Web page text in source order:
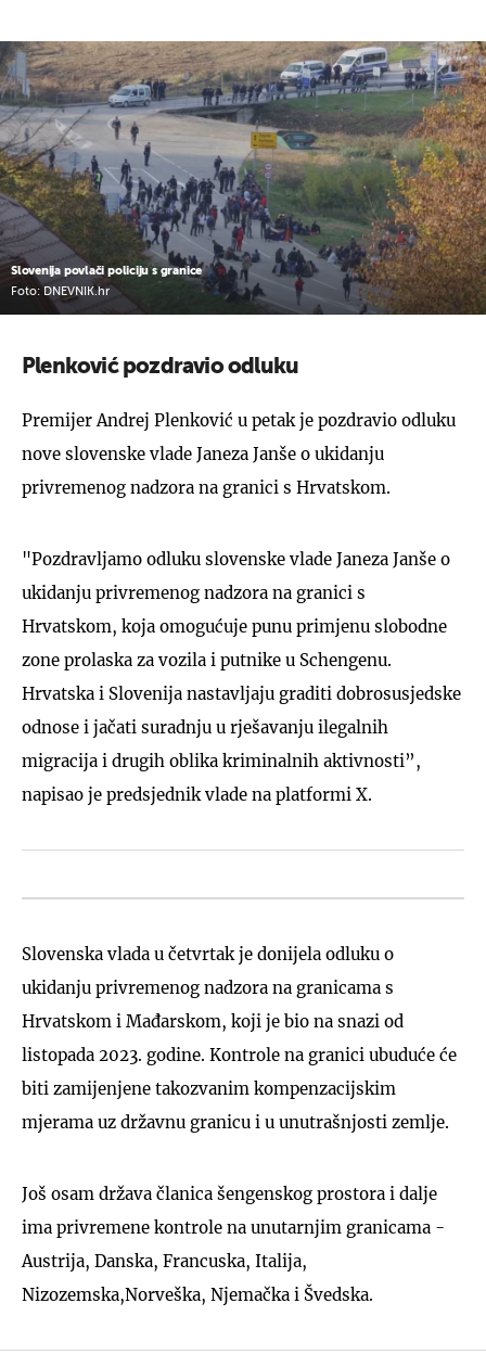
Slovenija povlači policiju s granice
Foto: DNEVNIK.hr
Plenković pozdravio odluku
Premijer Andrej Plenković u petak je pozdravio odluku
nove slovenske vlade Janeza Janše o ukidanju
privremenog nadzora na granici s Hrvatskom.
"Pozdravljamo odluku slovenske vlade Janeza Janše o
ukidanju privremenog nadzora na granici s
Hrvatskom, koja omogućuje punu primjenu slobodne
zone prolaska za vozila i putnike u Schengenu.
Hrvatska i Slovenija nastavljaju graditi dobrosusjedske
odnose i jačati suradnju u rješavanju ilegalnih
migracija i drugih oblika kriminalnih aktivnosti”,
napisao je predsjednik vlade na platformi X.
Slovenska vlada u četvrtak je donijela odluku o
ukidanju privremenog nadzora na granicama s
Hrvatskom i Mađarskom, koji je bio na snazi od
listopada 2023. godine. Kontrole na granici ubuduće će
biti zamijenjene takozvanim kompenzacijskim
mjerama uz državnu granicu i u unutrašnjosti zemlje.
Još osam država članica šengenskog prostora i dalje
ima privremene kontrole na unutarnjim granicama -
Austrija, Danska, Francuska, Italija,
Nizozemska,Norveška, Njemačka i Švedska.